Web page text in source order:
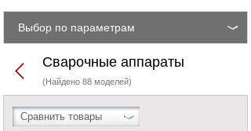
Выбор по параметрам
Сварочные аппараты
(Найдено 88 моделей)
Сравнить товары